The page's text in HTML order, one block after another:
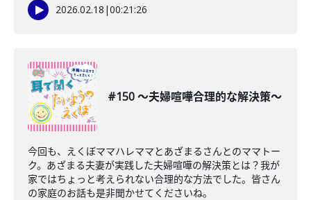
2026.02.18 |00:21:26
#150 〜夫婦喧嘩合理的な解決策〜
今回も、えくぼママハレママとあざまるさんとのママトー
ク。あざまる夫妻が実践した夫婦喧嘩の解決策とは？我が
家ではちょっと考えられない合理的な方法でした。皆さん
の家庭のお話も是非聞かせてくださいね。